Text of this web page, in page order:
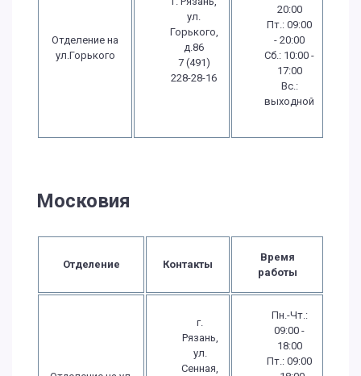
Отделение на
ул.Горького
ул.
Горького,
д.86
7 (491)
228-28-16
20:00
Пт.: 09:00
- 20:00
Сб.: 10:00 -
17:00
Вс.:
выходной
Московия
Отделение Контакты
Время
работы
г.
Рязань,
ул.
Сенная,
Пн.-Чт.:
09:00 -
18:00
Пт.: 09:00